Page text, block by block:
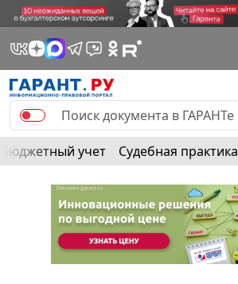
Бюджетный учет Судебная практика